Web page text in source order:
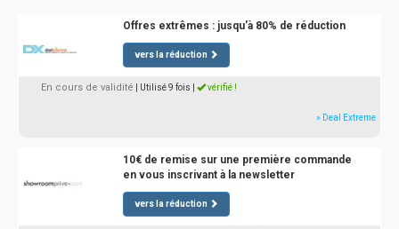
Offres extrêmes : jusqu'à 80% de réduction
vers la réduction
En cours de validité | Utilisé 9 fois vérifié !
» Deal Extreme
10€ de remise sur une première commande
en vous inscrivant à la newsletter
vers la réduction